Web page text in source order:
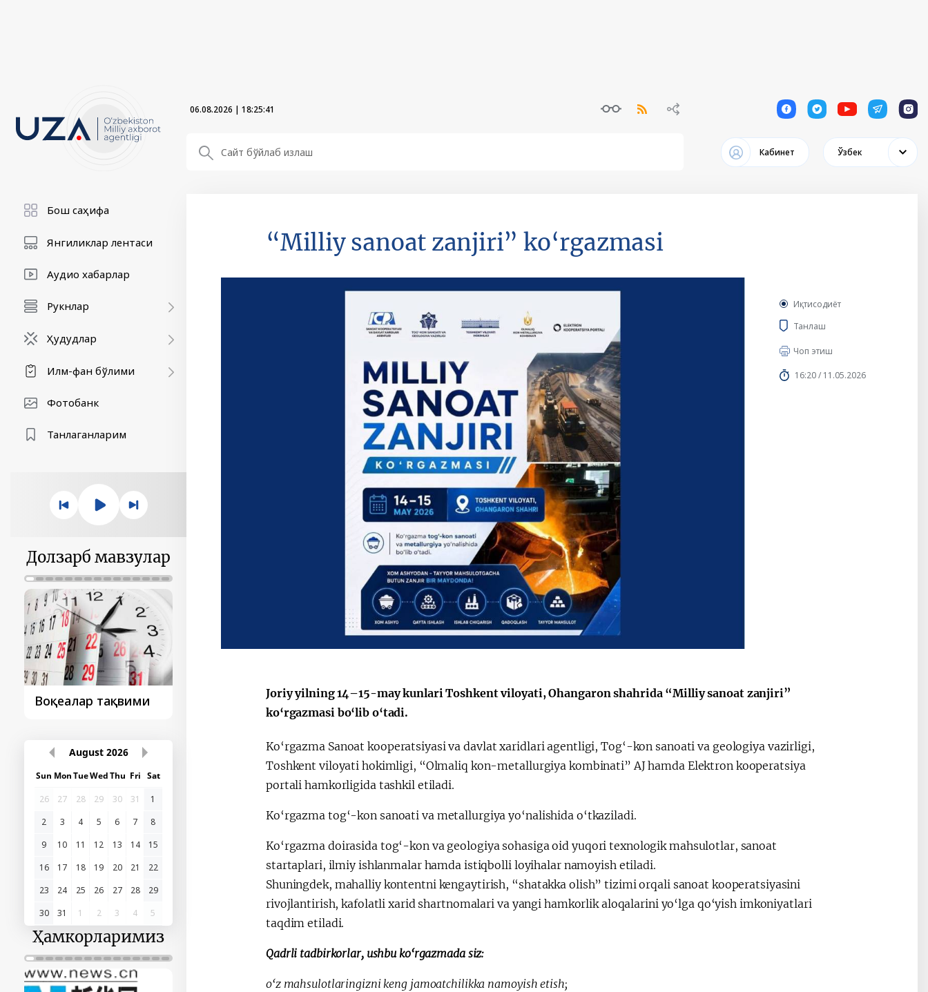
06.08.2026 | 18:25:42 1 1 1 1 1
Кабинет Ўзбек
Бош саҳифа
Янгиликлар лентаси
Аудио хабарлар
Рукнлар
Ҳудудлар
Илм-фан бўлими
Фотобанк
Танлаганларим
Долзарб мавзулар
Воқеалар тақвими
ташрифидан сўнг...
Президент
ташрифлари
Қарор ва ижро
“Ўзбекистон – 2030”
August 2026
Sun MonTueWedThu Fri Sat
26
27 28 29 30 31
1
2
3 4 5 6 7
8
9
10 11 12 13 14
15
16
17 18 19 20 21
22
23
24 25 26 27 28
29
30
31 1 2 3 4 5
Ҳамкорларимиз
“Milliy sanoat zanjiri” ko‘rgazmasi
Иқтисодиёт
Танлаш
Чоп этиш
16:20 / 11.05.2026
Joriy yilning 14–15-may kunlari Toshkent viloyati, Ohangaron shahrida “Milliy sanoat zanjiri”
ko‘rgazmasi bo‘lib o‘tadi.
Ko‘rgazma Sanoat kooperatsiyasi va davlat xaridlari agentligi, Tog‘-kon sanoati va geologiya vazirligi,
Toshkent viloyati hokimligi, “Olmaliq kon-metallurgiya kombinati” AJ hamda Elektron kooperatsiya
portali hamkorligida tashkil etiladi.
Ko‘rgazma tog‘-kon sanoati va metallurgiya yo‘nalishida o‘tkaziladi.
Ko‘rgazma doirasida tog‘-kon va geologiya sohasiga oid yuqori texnologik mahsulotlar, sanoat
startaplari, ilmiy ishlanmalar hamda istiqbolli loyihalar namoyish etiladi.
Shuningdek, mahalliy kontentni kengaytirish, “shatakka olish” tizimi orqali sanoat kooperatsiyasini
rivojlantirish, kafolatli xarid shartnomalari va yangi hamkorlik aloqalarini yo‘lga qo‘yish imkoniyatlari
taqdim etiladi.
Qadrli tadbirkorlar, ushbu ko‘rgazmada siz:
o‘z mahsulotlaringizni keng jamoatchilikka namoyish etish;